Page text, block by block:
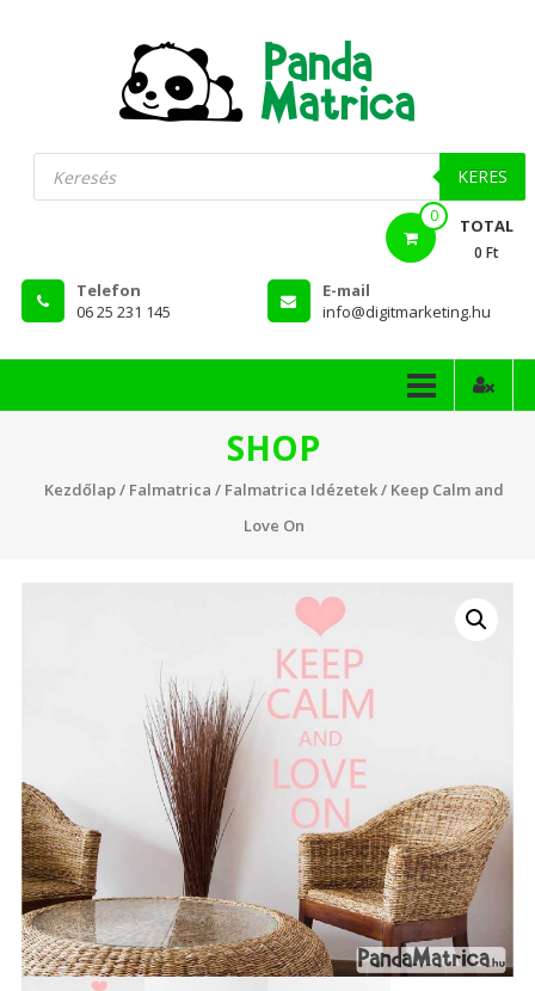
PandaMatrica
falmatrica
Products
search KERES
0 TOTAL
0 Ft
Telefon
06 25 231 145
E-mail
info@digitmarketing.hu
SHOP
Kezdőlap/ Falmatrica / Falmatrica Idézetek/ Keep Calm and
Love On